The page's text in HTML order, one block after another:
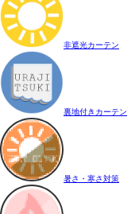
非遮光カーテン
裏地付きカーテン
暑さ・寒さ対策